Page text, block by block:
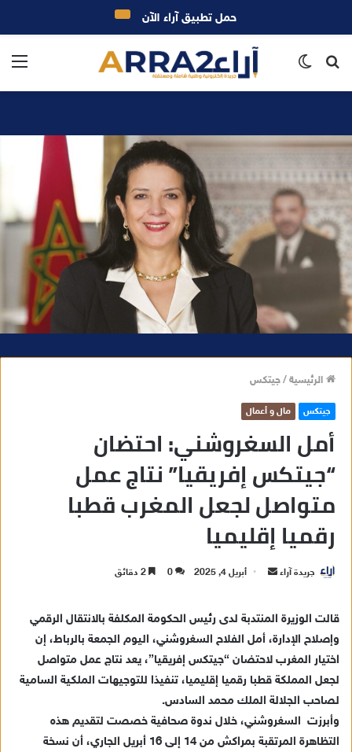
بحث
الرئيسية/جيتكس
جيتكس مال و أعمال
أمل السغروشني: احتضان
“جيتكس إفريقيا” نتاج عمل
متواصل لجعل المغرب قطبا
رقميا إقليميا
جريدة آراء
ي
د
ا
إ
أبريل 4, 2025 0
قالت الوزيرة المنتدبة لدى رئيس الحكومة المكلفة بالانتقال الرقمي
وإصلاح الإدارة، أمل الفلاح السغروشني، اليوم الجمعة بالرباط، إن
اختيار المغرب لاحتضان “جيتكس إفريقيا”، يعد نتاج عمل متواصل
لجعل المملكة قطبا رقميا إقليميا، تنفيذا للتوجيهات الملكية السامية
لصاحب الجلالة الملك محمد السادس.
وأبرزت السغروشني، خلال ندوة صحافية خصصت لتقديم هذه
التظاهرة المرتقبة بمراكش من 14 إلى 16 أبريل الجاري، أن نسخة
حمل تطبيق آراء الآن